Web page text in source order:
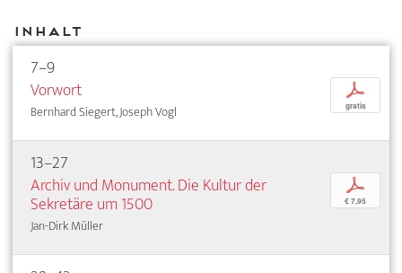
Inhalt
7–9
Vorwort
Bernhard Siegert, Joseph Vogl
p
gratis
13–27
Archiv und Monument. Die Kultur der
Sekretäre um 1500
Jan-Dirk Müller
p
€ 7,95